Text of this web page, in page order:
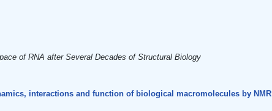
of RNA after Several Decades of Structural Biology
interactions and function of biological macromolecules by NMR